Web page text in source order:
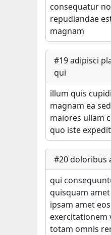
consequatur
repudiandae
magnam
#19adipisci
qui
illum quis
magnam ea
maiores ullam
quo iste
#20doloribus
qui
quisquam
ipsam amet
exercitationem
totam omnis